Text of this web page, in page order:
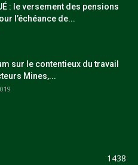
: le versement des pensions
l’échéance de...
sur le contentieux du travail
Mines,...
1438